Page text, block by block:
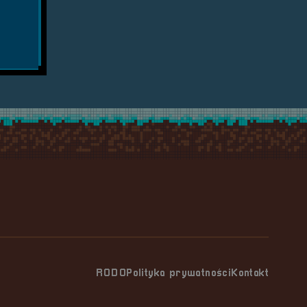
RODO Polityka prywatności Kontakt